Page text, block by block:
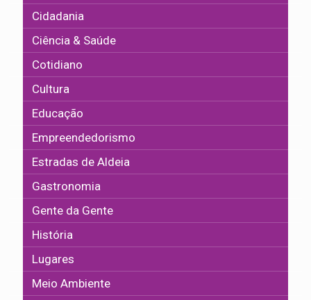
Cidadania
Ciência & Saúde
Cotidiano
Cultura
Educação
Empreendedorismo
Estradas de Aldeia
Gastronomia
Gente da Gente
História
Lugares
Meio Ambiente